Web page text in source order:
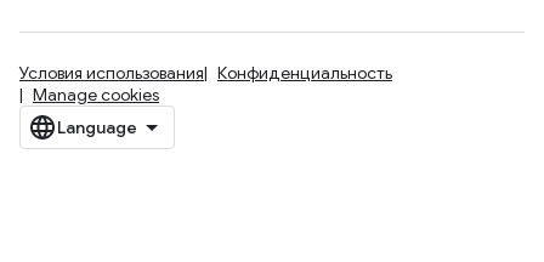
Условия использования
Конфиденциальность
Manage cookies